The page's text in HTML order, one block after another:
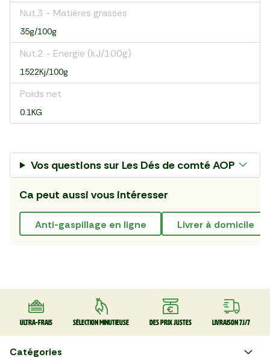
Nut.3 - Matières grasses
35g/100g
Nut.2 - Energie (kJ/100g)
1522Kj/100g
Poids net
0.1KG
Vos questions sur Les Dés de comté AOP
Ca peut aussi vous intéresser
anti-gaspillage en ligne livrer à domicile
Ultra-frais Sélection minutieuse Des prix justes Livraison 7J/7
Catégories